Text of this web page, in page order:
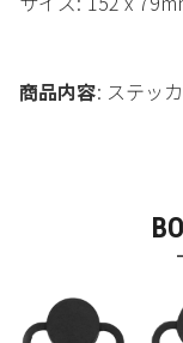
商品内容: ステッ